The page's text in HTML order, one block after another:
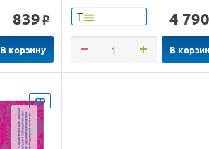
839 o
В корзину
Т 4 790
В